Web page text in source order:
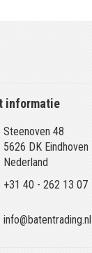
informatie
Steenoven 48
5626 DK Eindhoven
Nederland
+31 40 - 262 13 07
info@batentrading.nl